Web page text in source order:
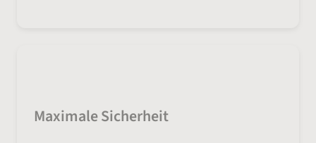
Maximale Sicherheit